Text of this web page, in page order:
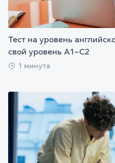
Тест на уровень
свой уровень А1–С2
1 минута